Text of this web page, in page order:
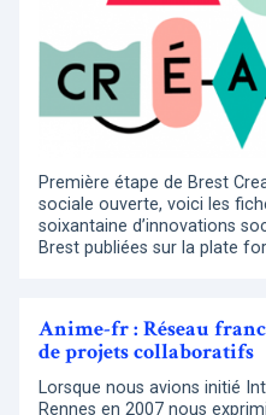
Première étape de Brest
sociale ouverte, voici les
soixantaine d’innovations
Brest publiées sur la plate
Anime-fr : Réseau
de projets collaboratifs
Lorsque nous avions initié
Rennes en 2007 nous